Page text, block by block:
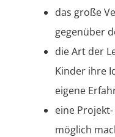
das große
gegenüber
die Art der
Kinder ihre
eigene
eine
möglich